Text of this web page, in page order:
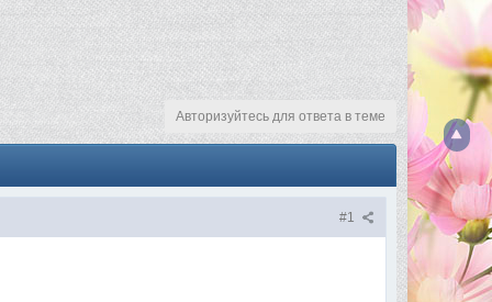
Авторизуйтесь для ответа в теме
#1